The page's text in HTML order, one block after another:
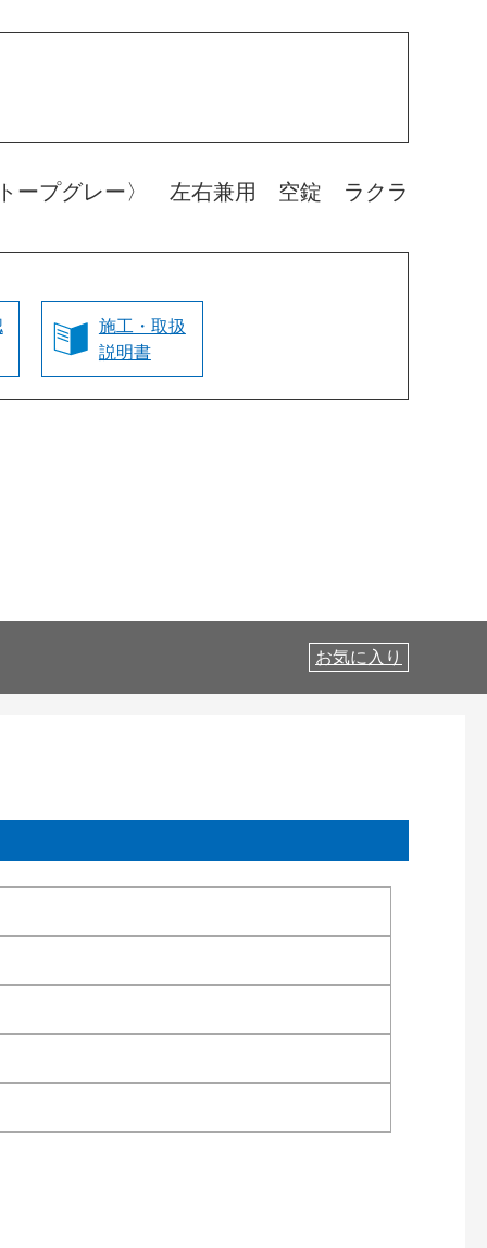
ープグレー〉 左右兼用 空錠 ラクラ
施工・取扱
説明書
お気に入り